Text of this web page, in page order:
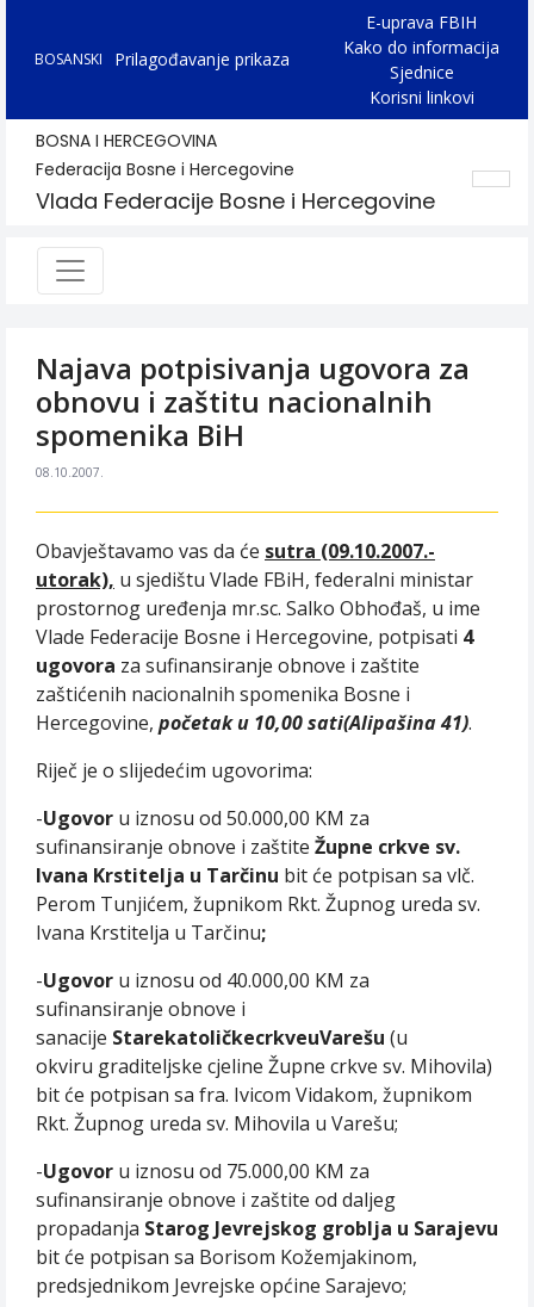
BOSANSKI Prilagođavanje prikaza
E-uprava FBIH
Kako do informacija
Sjednice
Korisni linkovi
BOSNA I HERCEGOVINA
Federacija Bosne i Hercegovine
Vlada Federacije Bosne i Hercegovine
Najava potpisivanja ugovora za
obnovu i zaštitu nacionalnih
spomenika BiH
08.10.2007.
Obavještavamo vas da će sutra (09.10.2007.-
utorak), u sjedištu Vlade FBiH, federalni ministar
prostornog uređenja mr.sc. Salko Obhođaš, u ime
Vlade Federacije Bosne i Hercegovine, potpisati 4
ugovora za sufinansiranje obnove i zaštite
zaštićenih nacionalnih spomenika Bosne i
Hercegovine, početak u 10,00 sati(Alipašina 41).
Riječ je o slijedećim ugovorima:
-Ugovor u iznosu od 50.000,00 KM za
sufinansiranje obnove i zaštite Župne crkve sv.
Ivana Krstitelja u Tarčinu bit će potpisan sa vlč.
Perom Tunjićem, župnikom Rkt. Župnog ureda sv.
Ivana Krstitelja u Tarčinu;
-Ugovor u iznosu od 40.000,00 KM za
sufinansiranje obnove i
sanacije StarekatoličkecrkveuVarešu (u
okviru graditeljske cjeline Župne crkve sv. Mihovila)
bit će potpisan sa fra. Ivicom Vidakom, župnikom
Rkt. Župnog ureda sv. Mihovila u Varešu;
-Ugovor u iznosu od 75.000,00 KM za
sufinansiranje obnove i zaštite od daljeg
propadanja Starog Jevrejskog groblja u Sarajevu
bit će potpisan sa Borisom Kožemjakinom,
predsjednikom Jevrejske općine Sarajevo;